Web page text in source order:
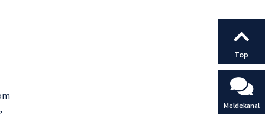
Top
Meldekanal